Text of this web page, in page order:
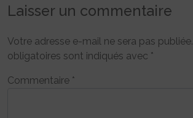
Laisser un commentaire
Votre adresse e-mail ne sera pas publiée.
obligatoires sont indiqués avec *
Commentaire *